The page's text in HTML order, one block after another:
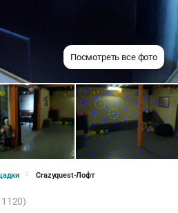
Посмотреть все фото
Crazyquest-Лофт
1120)